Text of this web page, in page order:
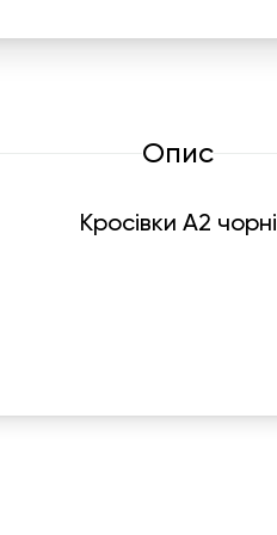
Опис
Кросівки А2 чорні